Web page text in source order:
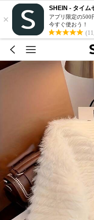
×
SHEIN - タイム
アプリ限定の500
今すぐ使おう！